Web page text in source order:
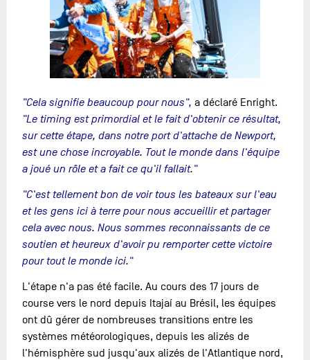
"Cela signifie beaucoup pour nous", a déclaré Enright.
"Le timing est primordial et le fait d'obtenir ce résultat,
sur cette étape, dans notre port d'attache de Newport,
est une chose incroyable. Tout le monde dans l'équipe
a joué un rôle et a fait ce qu'il fallait."
"C'est tellement bon de voir tous les bateaux sur l'eau
et les gens ici à terre pour nous accueillir et partager
cela avec nous. Nous sommes reconnaissants de ce
soutien et heureux d'avoir pu remporter cette victoire
pour tout le monde ici."
L'étape n'a pas été facile. Au cours des 17 jours de
course vers le nord depuis Itajaí au Brésil, les équipes
ont dû gérer de nombreuses transitions entre les
systèmes météorologiques, depuis les alizés de
l'hémisphère sud jusqu'aux alizés de l'Atlantique nord,